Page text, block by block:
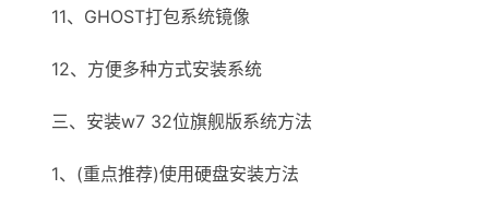
11、GHOST打包系统镜像
12、方便多种方式安装系统
三、安装w7 32位旗舰版系统方法
1、(重点推荐)使用硬盘安装方法